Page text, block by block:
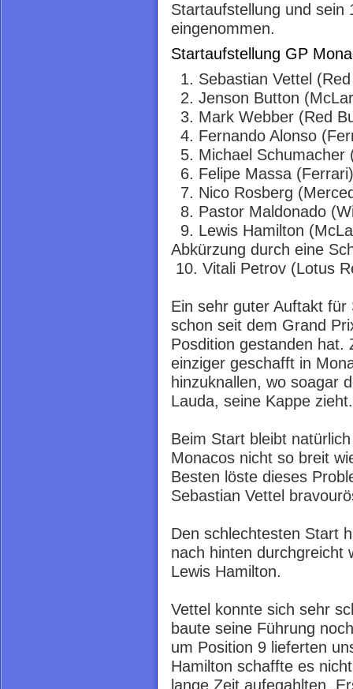
Startaufstellung und sein
eingenommen.
Startaufstellung GP
1. Sebastian Vettel
2. Jenson Button
3. Mark Webber (Red
4. Fernando Alonso
5. Michael Schumacher
6. Felipe Massa (Ferrari)
7. Nico Rosberg
8. Pastor Maldonado
9. Lewis Hamilton
Abkürzung durch eine
10. Vitali Petrov (Lotus
Ein sehr guter Auftakt
schon seit dem Grand
Posdition gestanden hat.
einziger geschafft in
hinzuknallen, wo soagar
Lauda, seine Kappe zieht.
Beim Start bleibt
Monacos nicht so breit
Besten löste dieses
Sebastian Vettel
Den schlechtesten Start
nach hinten durchgreicht
Lewis Hamilton.
Vettel konnte sich sehr
baute seine Führung
um Position 9 lieferten
Hamilton schaffte es
lange Zeit aufegahlten.